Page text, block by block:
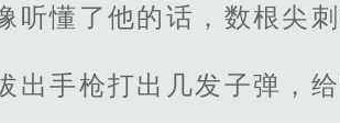
听懂了他的话，数根尖刺
出手枪打出几发子弹，给